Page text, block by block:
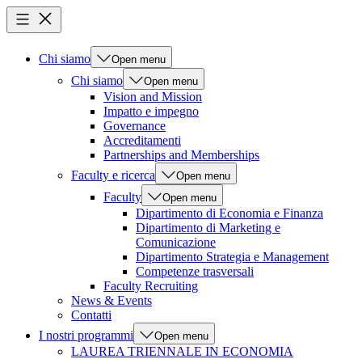
Chi siamo Open menu
Chi siamo Open menu
Vision and Mission
Impatto e impegno
Governance
Accreditamenti
Partnerships and Memberships
Faculty e ricerca
Open menu
Faculty Open menu
Dipartimento di Economia e Finanza
Dipartimento di Marketing e
Comunicazione
Dipartimento Strategia e Management
Competenze trasversali
Faculty Recruiting
News & Events
Contatti
I nostri programmi
Open menu
LAUREA TRIENNALE IN ECONOMIA